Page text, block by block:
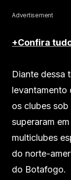
Advertisement
+Confira
Diante dessa
levantamento
os clubes
superaram
multiclubes
do norte-
do Botafogo.